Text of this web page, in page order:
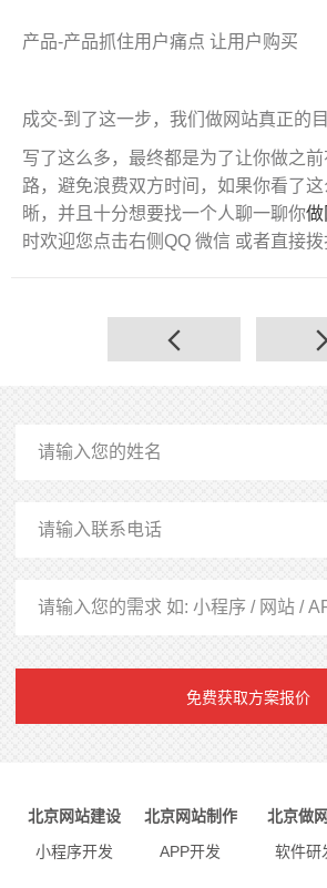
产品-产品抓住用户痛点 让用户购买
成交-到了这一步，我们做网站真正的
写了这么多，最终都是为了让你做之
路，避免浪费双方时间，如果你看了
晰，并且十分想要找一个人聊一聊你做
时欢迎您点击右侧QQ 微信 或者直接拨
免费获取方案报价
北京网站建设 北京网站制作 北京做
小程序开发
APP开发 软件研